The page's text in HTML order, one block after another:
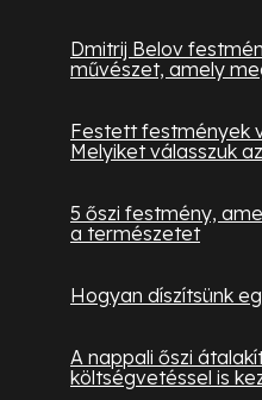
Dmitrij Belov
művészet, amely
Festett festmények
Melyiket válasszuk
5 őszi festmény,
a természetet
Hogyan díszítsünk
A nappali őszi
költségvetéssel is